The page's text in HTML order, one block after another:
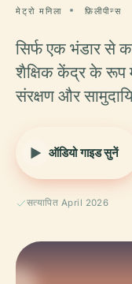
मेट्रो मनिला फ़िलीपीन्स
सिर्फ एक भंडार से
शैक्षिक केंद्र के रूप में
संरक्षण और
ऑडियो गाइड सुनें
सत्यापित April 2026